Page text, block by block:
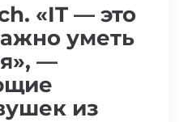
«IT — это
уметь
—
из